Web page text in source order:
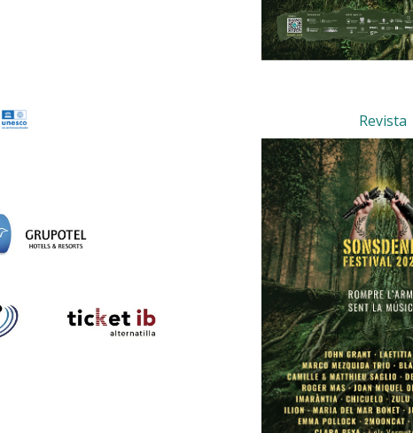
Revista